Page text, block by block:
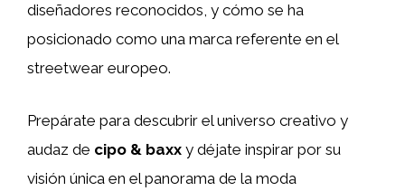
diseñadores reconocidos, y cómo se ha
posicionado como una marca referente en el
streetwear europeo.
Prepárate para descubrir el universo creativo y
audaz de cipo & baxx y déjate inspirar por su
visión única en el panorama de la moda